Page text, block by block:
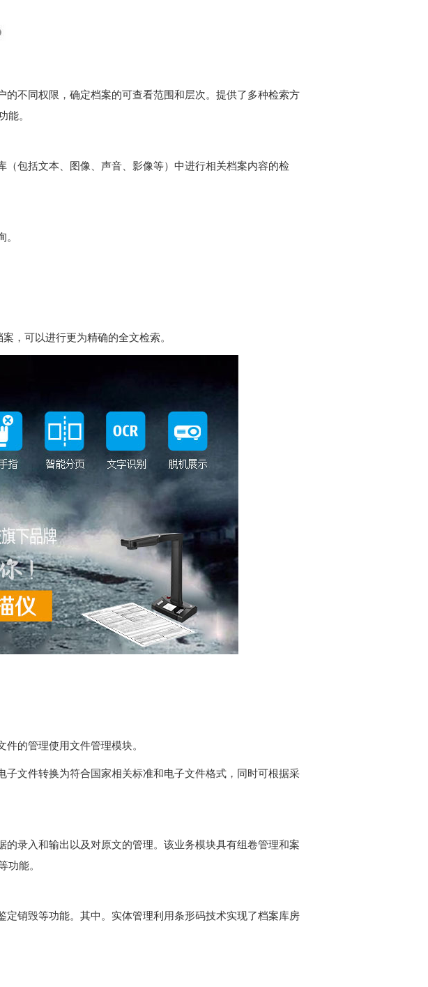
不同权限，确定档案的可查看范围和层次。提供了多种检索方
能。
包括文本、图像、声音、影像等）中进行相关档案内容的检
，可以进行更为精确的全文检索。
的管理使用文件管理模块。
文件转换为符合国家相关标准和电子文件格式，同时可根据采
录入和输出以及对原文的管理。该业务模块具有组卷管理和案
功能。
销毁等功能。其中。实体管理利用条形码技术实现了档案库房